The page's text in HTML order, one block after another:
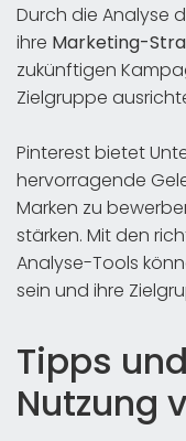
Durch die Analyse
ihre Marketing-
zukünftigen
Zielgruppe
Pinterest bietet
hervorragende
Marken zu
stärken. Mit den
Analyse-Tools
sein und ihre
Tipps
Nutzung